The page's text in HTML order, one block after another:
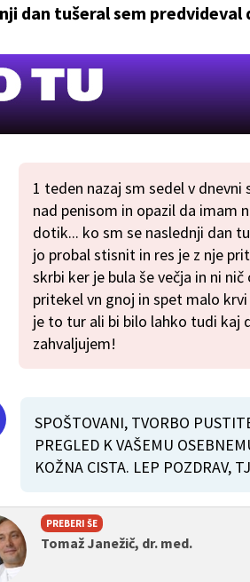
dan tušeral sem predvideval
1 teden nazaj sm sedel v
nad penisom in opazil da imam
dotik... ko sm se naslednji dan
jo probal stisnit in res je z nje
skrbi ker je bula še večja in ni
pritekel vn gnoj in spet malo
je to tur ali bi bilo lahko tudi kaj
zahvaljujem!
SPOŠTOVANI, TVORBO
PREGLED K VAŠEMU
KOŽNA CISTA. LEP POZDRAV, TJ
PREBERI ŠE
Tomaž Janežič, dr. med.